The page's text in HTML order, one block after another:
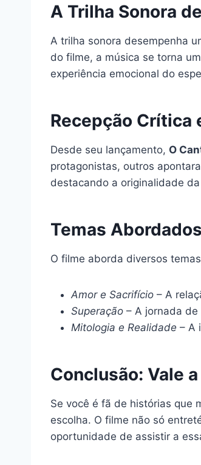
A Trilha Sonora
A trilha sonora desempenha
do filme, a música se torna
experiência emocional do
Recepção Crítica
Desde seu lançamento, O
protagonistas, outros
destacando a originalidade
Temas
O filme aborda diversos
Amor e Sacrifício – A
Superação – A jornada
Mitologia e Realidade – A
Conclusão: Vale
Se você é fã de histórias que
escolha. O filme não só
oportunidade de assistir a